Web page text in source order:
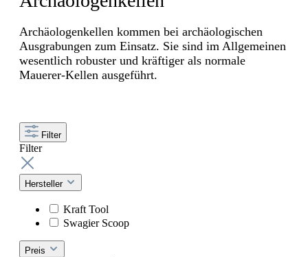
Archäologenkellen kommen bei archäologischen
Ausgrabungen zum Einsatz. Sie sind im Allgemeinen
wesentlich robuster und kräftiger als normale
Mauerer-Kellen ausgeführt.
Filter
Filter
Hersteller
Kraft Tool
Swagier Scoop
Preis